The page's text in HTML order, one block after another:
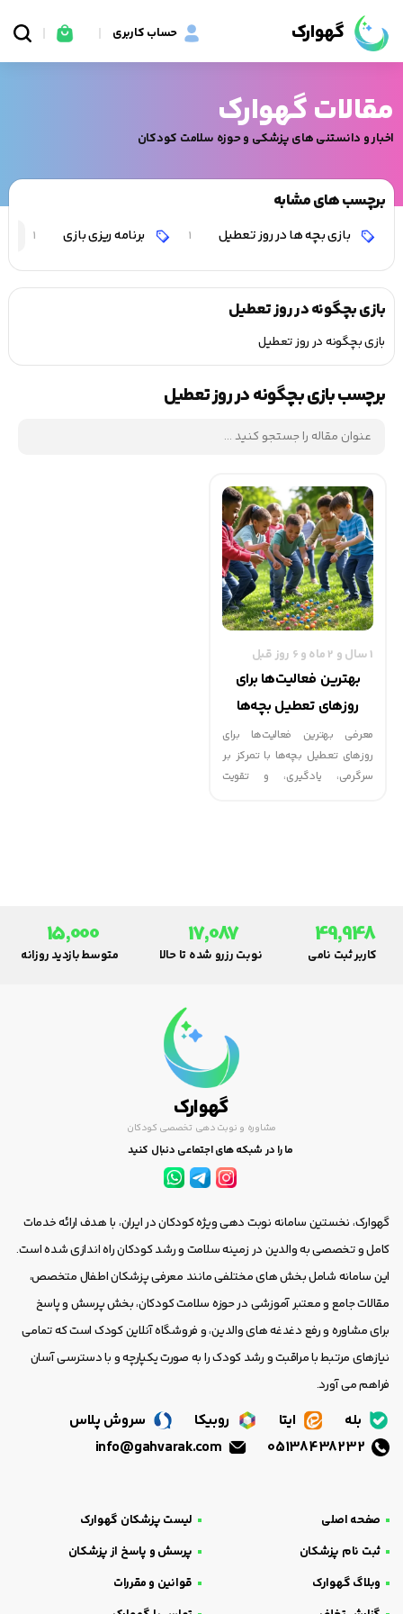
گهوارک حساب کاربری
مقالات گهوارک
اخبار و دانستنی های پزشکی و حوزه سلامت کودکان
برچسب های مشابه
بازی بچه ها در روز تعطیل 1 برنامه ریزی بازی 1
بازی بچگونه در روز تعطیل
بازی بچگونه در روز تعطیل
برچسب بازی بچگونه در روز تعطیل
1 سال و 2 ماه و 6 روز قبل
بهترین فعالیت‌ها برای
روزهای تعطیل بچه‌ها
معرفی بهترین فعالیت‌ها برای
روزهای تعطیل بچه‌ها با تمرکز بر
سرگرمی، یادگیری، و تقویت
49,948
کاربر ثبت نامی
17,087
نوبت رزرو شده تا حالا
15,000
متوسط بازدید روزانه
گهوارک
مشاوره و نوبت دهی تخصصی کودکان
ما را در شبکه های اجتماعی دنبال کنید
گهوارک، نخستین سامانه نوبت دهی ویژه کودکان در ایران، با هدف ارائه خدمات
کامل و تخصصی به والدین در زمینه سلامت و رشد کودکان راه اندازی شده است.
این سامانه شامل بخش های مختلفی مانند معرفی پزشکان اطفال متخصص،
مقالات جامع و معتبر آموزشی در حوزه سلامت کودکان، بخش پرسش و پاسخ
برای مشاوره و رفع دغدغه های والدین، و فروشگاه آنلاین کودک است که تمامی
نیازهای مرتبط با مراقبت و رشد کودک را به صورت یکپارچه و با دسترسی آسان
فراهم می آورد.
بله ایتا روبیکا
سروش پلاس
صفحه اصلی
لیست پزشکان گهوارک
ثبت نام پزشکان
پرسش و پاسخ از پزشکان
وبلاگ گهوارک
قوانین و مقررات